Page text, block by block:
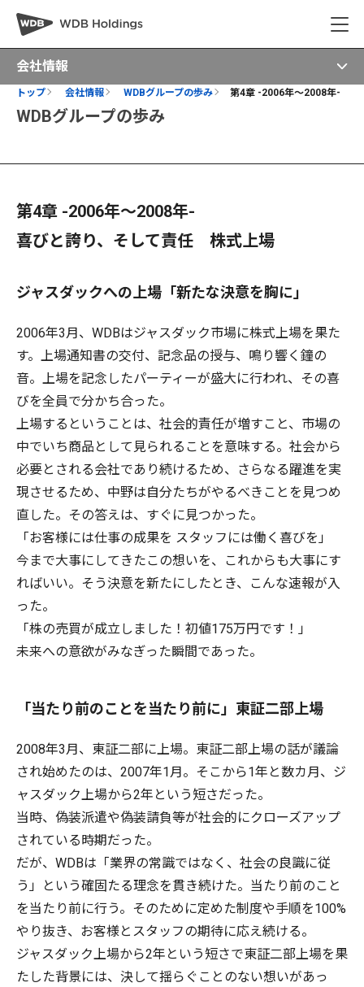
会社情報
トップ 会社情報 WDBグループの歩み 第4章 -2006年～2008年-
WDBグループの歩み
第4章 -2006年～2008年-
喜びと誇り、そして責任 株式上場
ジャスダックへの上場「新たな決意を胸に」
2006年3月、WDBはジャスダック市場に株式上場を果た
す。上場通知書の交付、記念品の授与、鳴り響く鐘の
音。上場を記念したパーティーが盛大に行われ、その喜
びを全員で分かち合った。
上場するということは、社会的責任が増すこと、市場の
中でいち商品として見られることを意味する。社会から
必要とされる会社であり続けるため、さらなる躍進を実
現させるため、中野は自分たちがやるべきことを見つめ
直した。その答えは、すぐに見つかった。
「お客様には仕事の成果を スタッフには働く喜びを」
今まで大事にしてきたこの想いを、これからも大事にす
ればいい。そう決意を新たにしたとき、こんな速報が入
った。
「株の売買が成立しました！初値175万円です！」
未来への意欲がみなぎった瞬間であった。
「当たり前のことを当たり前に」東証二部上場
2008年3月、東証二部に上場。東証二部上場の話が議論
され始めたのは、2007年1月。そこから1年と数カ月、ジ
ャスダック上場から2年という短さだった。
当時、偽装派遣や偽装請負等が社会的にクローズアップ
されている時期だった。
だが、WDBは「業界の常識ではなく、社会の良識に従
う」という確固たる理念を貫き続けた。当たり前のこと
を当たり前に行う。そのために定めた制度や手順を100%
やり抜き、お客様とスタッフの期待に応え続ける。
ジャスダック上場から2年という短さで東証二部上場を果
たした背景には、決して揺らぐことのない想いがあっ